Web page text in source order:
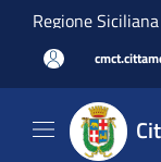
Salta al contenuto
Regione Siciliana